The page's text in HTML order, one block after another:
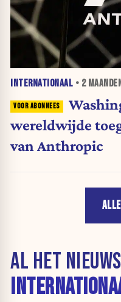
INTERNATIONAAL • 2
wereldwijde
van Anthropic
AL HET